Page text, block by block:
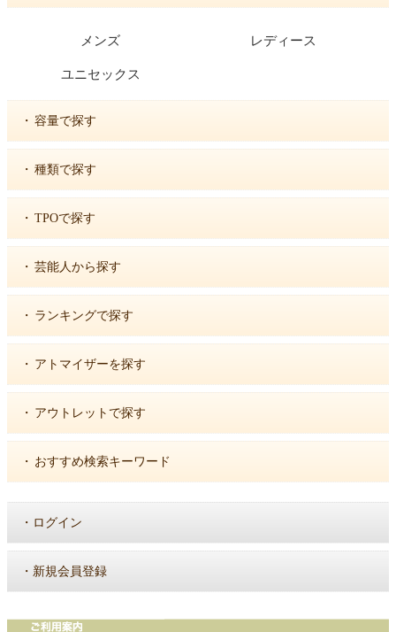
メンズ レディース
ユニセックス
・ 容量で探す
・ 種類で探す
・ TPOで探す
・ 芸能人から探す
・ ランキングで探す
・ アトマイザーを探す
・ アウトレットで探す
・ おすすめ検索キーワード
・ ログイン
・ 新規会員登録